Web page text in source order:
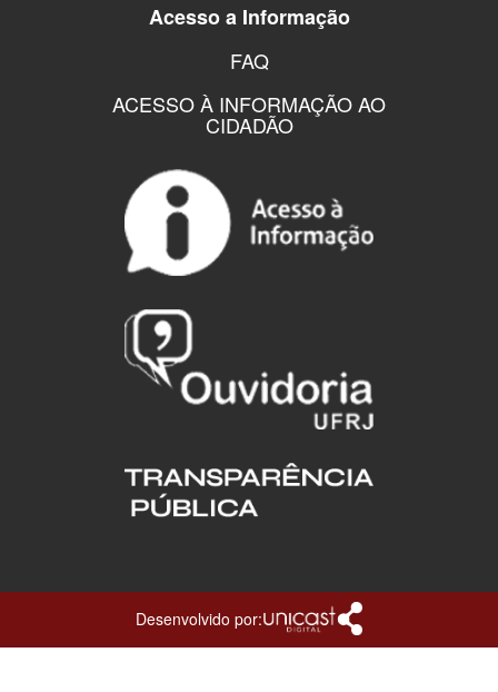
Acesso a Informação
FAQ
ACESSO À INFORMAÇÃO AO
CIDADÃO
Desenvolvido por: